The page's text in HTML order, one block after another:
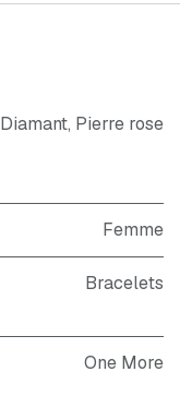
Diamant, Pierre rose
Femme
Bracelets
One More